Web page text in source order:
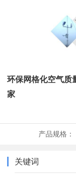
环保网格化空气质
家
产品规格：
关键词